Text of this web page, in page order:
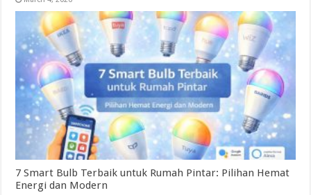
7 Smart Bulb Terbaik untuk Rumah Pintar: Pilihan Hemat
Energi dan Modern